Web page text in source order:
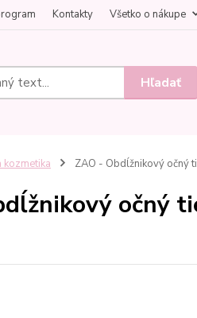
Kontakty Všetko o nákupe
Hľadať
kozmetika ZAO - Obdĺžnikový očný
očný